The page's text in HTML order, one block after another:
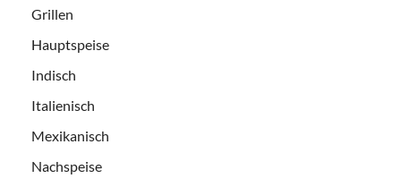
Grillen
Hauptspeise
Indisch
Italienisch
Mexikanisch
Nachspeise